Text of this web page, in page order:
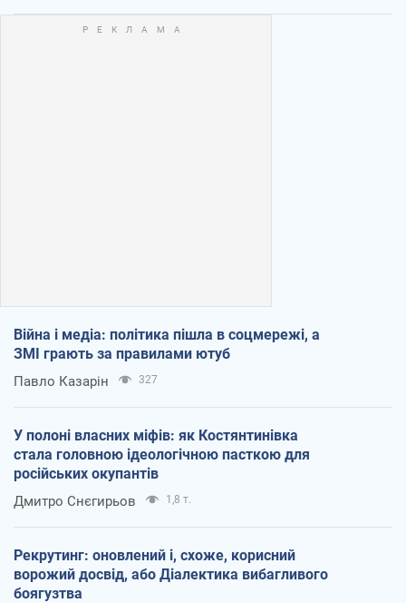
Війна і медіа: політика пішла в соцмережі, а
ЗМІ грають за правилами ютуб
Павло Казарін 327
У полоні власних міфів: як Костянтинівка
стала головною ідеологічною пасткою для
російських окупантів
Дмитро Снєгирьов 1,8 т.
Рекрутинг: оновлений і, схоже, корисний
ворожий досвід, або Діалектика вибагливого
боягузтва